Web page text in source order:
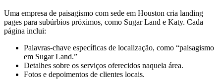
Uma empresa de paisagismo com sede em Houston cria landing
pages para subúrbios próximos, como Sugar Land e Katy. Cada
página inclui:
Palavras-chave específicas de localização, como “paisagismo
em Sugar Land.”
Detalhes sobre os serviços oferecidos naquela área.
Fotos e depoimentos de clientes locais.